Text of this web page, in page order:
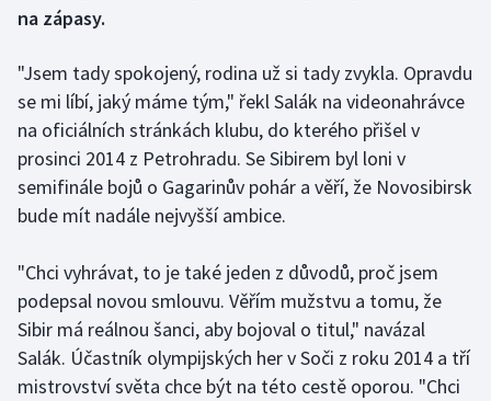
Florbal
Golf
Gymnastika
Házená
Jezdectví
Judo
Krasobruslení
na zápasy.
"Jsem tady spokojený, rodina už si tady zvykla. Opravdu
se mi líbí, jaký máme tým," řekl Salák na videonahrávce
na oficiálních stránkách klubu, do kterého přišel v
prosinci 2014 z Petrohradu. Se Sibirem byl loni v
semifinále bojů o Gagarinův pohár a věří, že Novosibirsk
bude mít nadále nejvyšší ambice.
"Chci vyhrávat, to je také jeden z důvodů, proč jsem
podepsal novou smlouvu. Věřím mužstvu a tomu, že
Sibir má reálnou šanci, aby bojoval o titul," navázal
Salák. Účastník olympijských her v Soči z roku 2014 a tří
mistrovství světa chce být na této cestě oporou. "Chci